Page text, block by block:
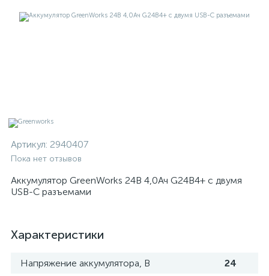
Артикул: 2940407
Пока нет отзывов
Аккумулятор GreenWorks 24В 4,0Ач G24B4+ с двумя
USB-C разъемами
Характеристики
Напряжение аккумулятора, В 24